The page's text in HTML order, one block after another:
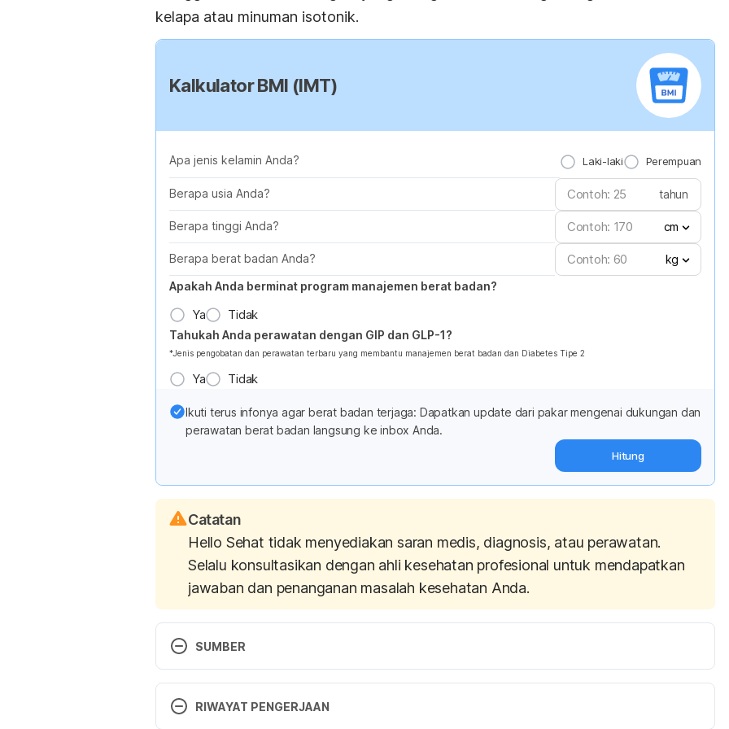
kelapa atau minuman isotonik.
Kalkulator BMI (IMT)
Apa jenis kelamin Anda? Laki-laki Perempuan
Berapa usia Anda? tahun
Berapa tinggi Anda? cm
Berapa berat badan Anda?
kg
Apakah Anda berminat program manajemen berat badan?
Ya Tidak
Tahukah Anda perawatan dengan GIP dan GLP-1?
*Jenis pengobatan dan perawatan terbaru yang membantu manajemen berat badan dan Diabetes Tipe 2
Ya Tidak
Ikuti terus infonya agar berat badan terjaga: Dapatkan update dari pakar mengenai dukungan dan
perawatan berat badan langsung ke inbox Anda.
Hitung
Catatan
Hello Sehat tidak menyediakan saran medis, diagnosis, atau perawatan.
Selalu konsultasikan dengan ahli kesehatan profesional untuk mendapatkan
jawaban dan penanganan masalah kesehatan Anda.
SUMBER
on fluid balance after mild dehydration.
RIWAYAT PENGERJAAN